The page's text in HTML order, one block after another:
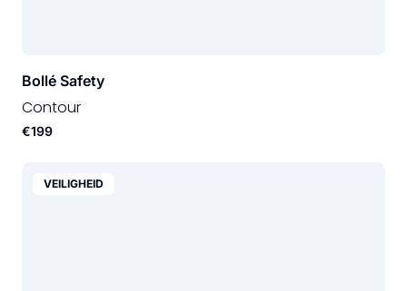
Bollé Safety
Contour
€199
VEILIGHEID